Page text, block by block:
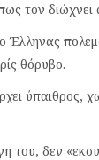
τον διώχνει
Έλληνας
θόρυβο.
ύπαιθρος,
του, δεν